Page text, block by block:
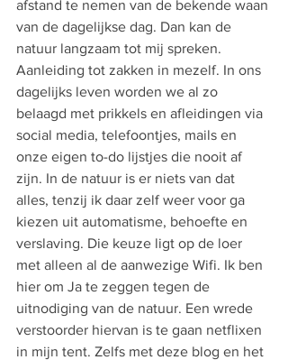
afstand te nemen van de bekende waan
van de dagelijkse dag. Dan kan de
natuur langzaam tot mij spreken.
Aanleiding tot zakken in mezelf. In ons
dagelijks leven worden we al zo
belaagd met prikkels en afleidingen via
social media, telefoontjes, mails en
onze eigen to-do lijstjes die nooit af
zijn. In de natuur is er niets van dat
alles, tenzij ik daar zelf weer voor ga
kiezen uit automatisme, behoefte en
verslaving. Die keuze ligt op de loer
met alleen al de aanwezige Wifi. Ik ben
hier om Ja te zeggen tegen de
uitnodiging van de natuur. Een wrede
verstoorder hiervan is te gaan netflixen
in mijn tent. Zelfs met deze blog en het